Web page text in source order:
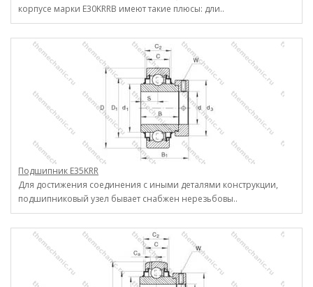
корпусе марки E30KRRB имеют такие плюсы: дли..
Подшипник E35KRR
Для достижения соединения с иными деталями конструкции,
подшипниковый узел бывает снабжен нерезьбовы..